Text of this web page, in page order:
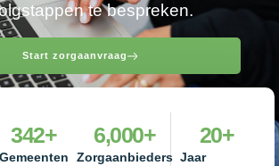
te bespreken.
Start zorgaanvraag
Gemeenten
342+
Zorgaanbieders
6,000+
Jaar
20+